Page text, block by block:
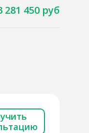
281 450 руб